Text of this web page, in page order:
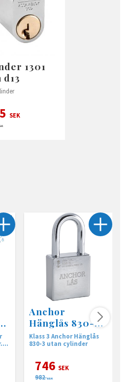
1301
d13
SEK
Anchor
Hänglås 830-3
HB50 • utan
cylinder
Klass 3 Anchor Hänglås
830-3 utan cylinder
746 SEK
982 SEK